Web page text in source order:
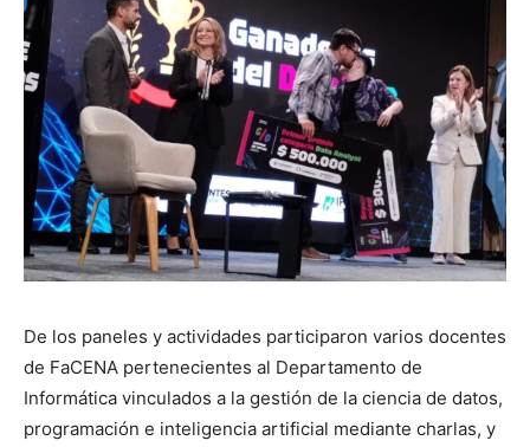
De los paneles y actividades participaron varios docentes
de FaCENA pertenecientes al Departamento de
Informática vinculados a la gestión de la ciencia de datos,
programación e inteligencia artificial mediante charlas, y